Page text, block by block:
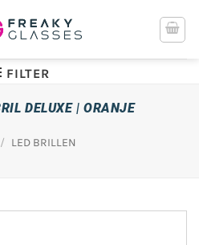
FILTER
DELUXE | ORANJE
/ LED BRILLEN